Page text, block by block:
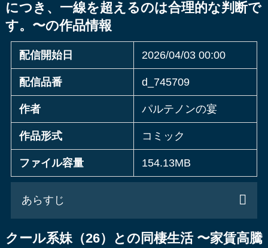
につき、一線を超えるのは合理的な判断で
す。〜の作品情報
配信開始日 2026/04/03 00:00
配信品番 d_745709
作者 パルテノンの宴
作品形式 コミック
ファイル容量 154.13MB
あらすじ
クール系妹（26）との同棲生活 〜家賃高騰